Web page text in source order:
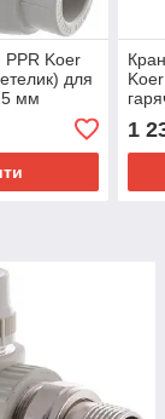
PPR Koer
для
мм
1